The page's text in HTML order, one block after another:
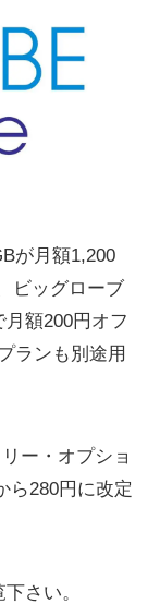
が月額1,200
ビッグローブ
額200円オフ
ランも別途用
ー・オプショ
ら280円に改定
さい。